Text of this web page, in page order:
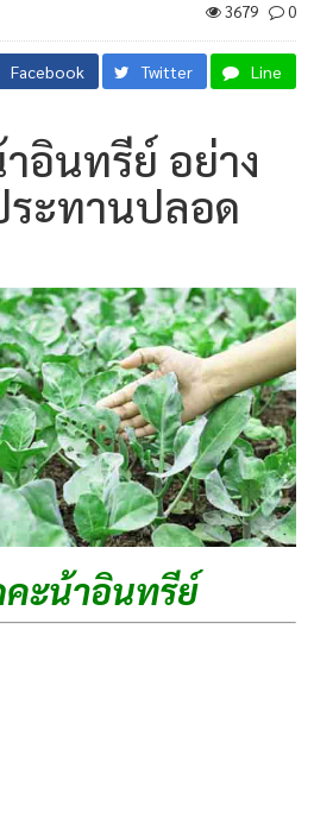
3679
0
Facebook Twitter Line
อินทรีย์ อย่าง
ระทานปลอด
ะน้าอินทรีย์